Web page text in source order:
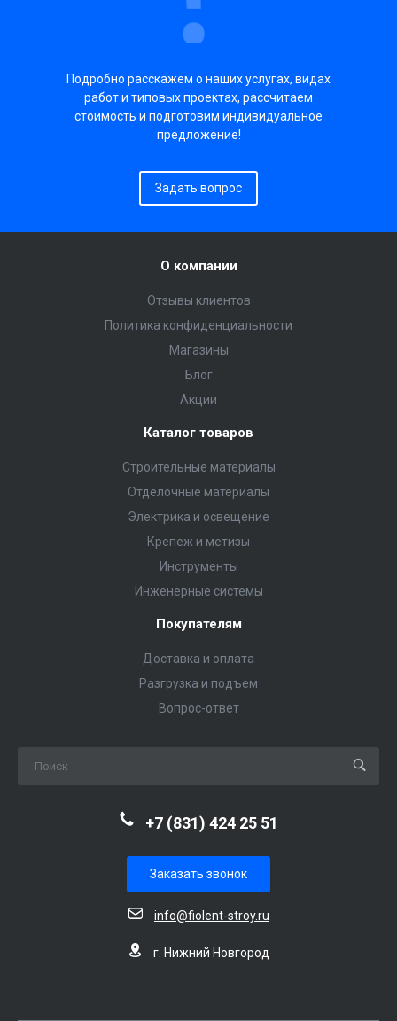
Подробно расскажем о наших услугах, видах
работ и типовых проектах, рассчитаем
стоимость и подготовим индивидуальное
предложение!
Задать вопрос
О компании
Отзывы клиентов
Политика конфиденциальности
Магазины
Блог
Акции
Каталог товаров
Строительные материалы
Отделочные материалы
Электрика и освещение
Крепеж и метизы
Инструменты
Инженерные системы
Покупателям
Доставка и оплата
Разгрузка и подъем
Вопрос-ответ
+7 (831) 424 25 51
Заказать звонок
info@fiolent-stroy.ru
г. Нижний Новгород